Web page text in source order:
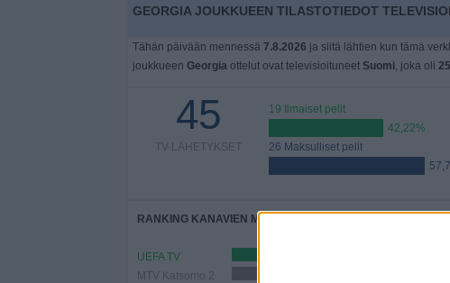
GEORGIA JOUKKUEEN TILASTOTIEDOT
Tähän päivään mennessä 7.8.2026 ja siitä lähtien kun tämä
joukkueen Georgiaottelut ovat televisioituneet Suomi, joka oli
45
TV-LÄHETYKSET
19 Ilmaiset pelit
42,22%
26 Maksulliset pelit
RANKING KANAVIEN MUKAAN
UEFA TV
MTV Katsomo 2